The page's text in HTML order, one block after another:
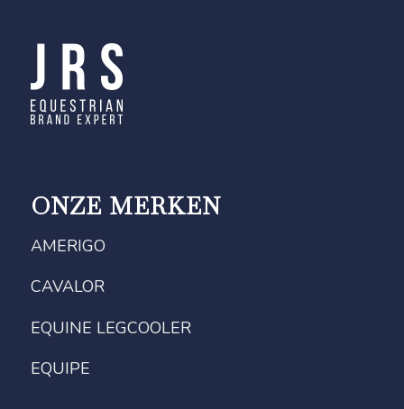
ONZE MERKEN
AMERIGO
CAVALOR
EQUINE LEGCOOLER
EQUIPE